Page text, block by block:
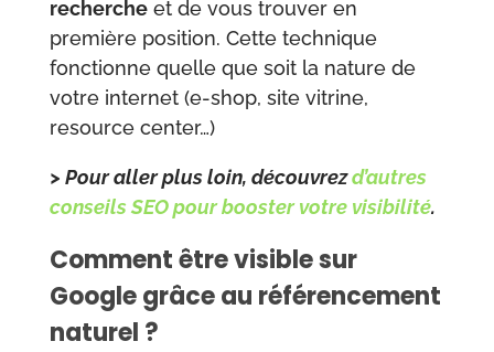
rechercheet de vous trouver en
première position. Cette technique
fonctionne quelle que soit la nature de
votre internet (e-shop, site vitrine,
resource center…)
> Pour aller plus loin, découvrezd’autres
conseils SEO pour booster votre visibilité.
Comment être visible sur
Google grâce au référencement
naturel ?